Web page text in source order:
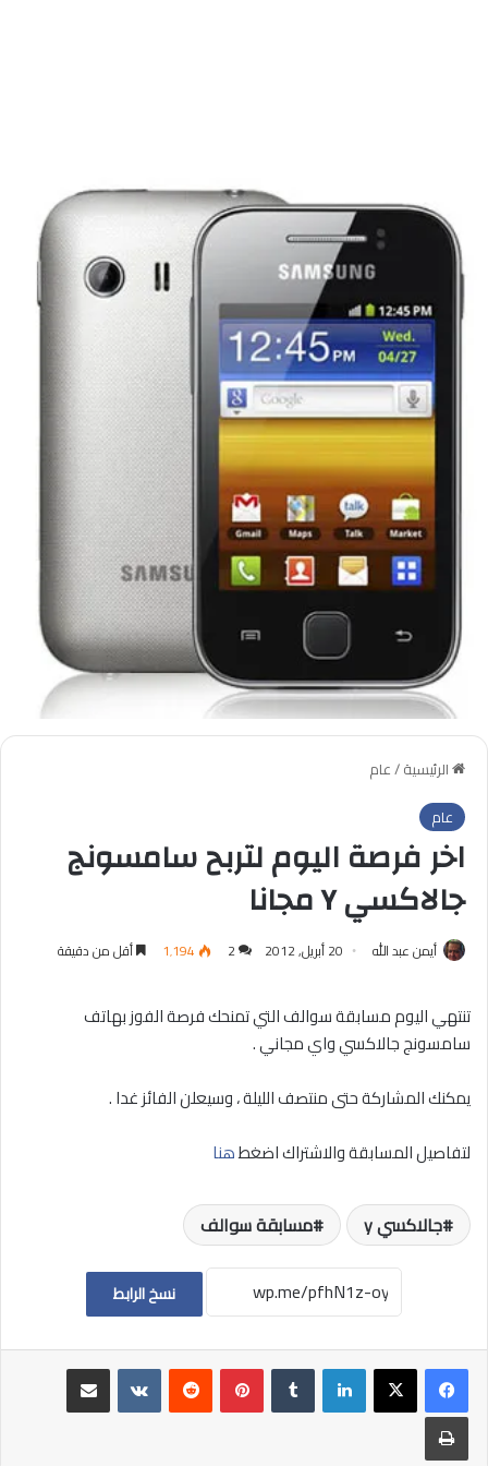
الرئيسية/عام
عام
اخر فرصة اليوم لتربح سامسونج
جالاكسي Y مجانا
أيمن عبد الله 20 أبريل, 2012 2 1٬194 أقل من دقيقة
تنتهي اليوم مسابقة سوالف التي تمنحك فرصة الفوز بهاتف
سامسونج جالاكسي واي مجاني .
يمكنك المشاركة حتى منتصف الليلة ، وسيعلن الفائز غدا .
لتفاصيل المسابقة والاشتراك اضغطهنا
جالاكسي y مسابقة سوالف
نسخ الرابط
لينكدإن بينتيريست
مشاركة عبر البريد
طباعة